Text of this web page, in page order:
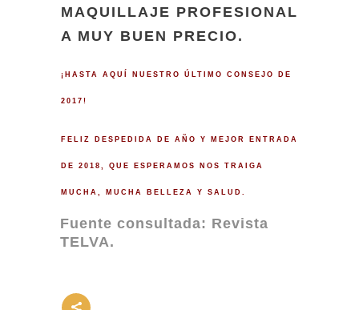
MAQUILLAJE PROFESIONAL
A MUY BUEN PRECIO.
¡HASTA AQUÍ NUESTRO ÚLTIMO CONSEJO DE
2017!
FELIZ DESPEDIDA DE AÑO Y MEJOR ENTRADA
DE 2018, QUE ESPERAMOS NOS TRAIGA
MUCHA, MUCHA BELLEZA Y SALUD.
Fuente consultada: Revista
TELVA.